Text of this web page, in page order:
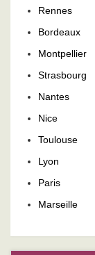
Rennes
Bordeaux
Montpellier
Strasbourg
Nantes
Nice
Toulouse
Lyon
Paris
Marseille